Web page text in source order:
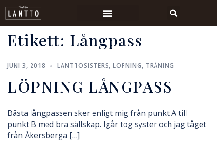
Etikett: Långpass
JUNI 3, 2018 LANTTOSISTERS, LÖPNING, TRÄNING
LÖPNING LÅNGPASS
Bästa långpassen sker enligt mig från punkt A till
punkt B med bra sällskap. Igår tog syster och jag tåget
från Åkersberga […]